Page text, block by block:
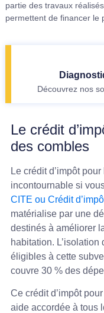
partie des travaux
permettent de financer le
Découvrez nos
Le crédit
des combles
Le crédit d’impôt
incontournable si
CITE ou Crédit
matérialise par une
destinés à améliorer
habitation.
éligibles à cette
couvre 30 % des
Ce crédit d’impôt
aide accordée à tous